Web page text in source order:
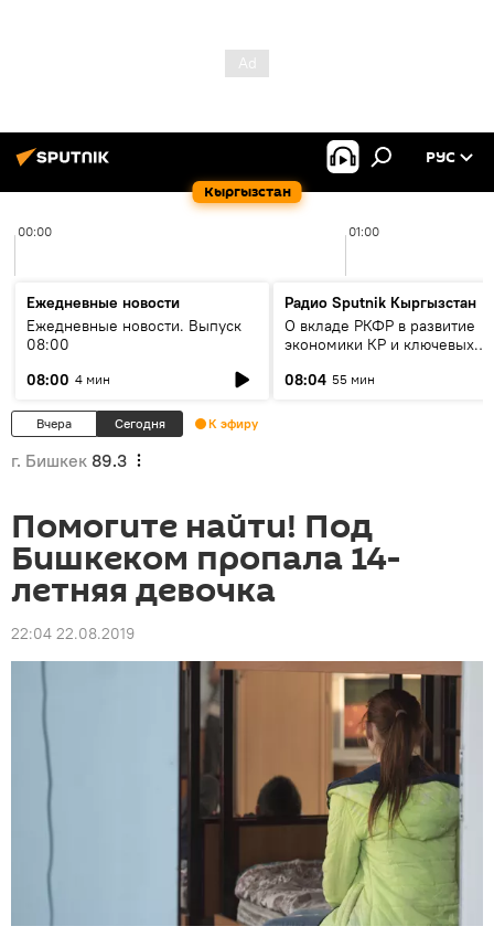
Кыргызстан
РУС
00:00 01:00
Ежедневные новости
Ежедневные новости. Выпуск
08:00
08:00 4 мин
Радио Sputnik Кыргызстан
О вкладе РКФР в развитие
экономики КР и ключевых
08:04 55 мин
Вчера Сегодня К эфиру
г. Бишкек 89.3
Помогите найти! Под
Бишкеком пропала 14-
летняя девочка
22:04 22.08.2019